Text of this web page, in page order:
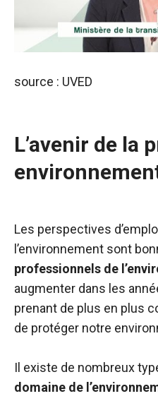
source : UVED
L’avenir de la
Les perspectives
l’environnement sont
professionnels de
augmenter dans les
prenant de plus en plus
de protéger notre
Il existe de nombreux
domaine de